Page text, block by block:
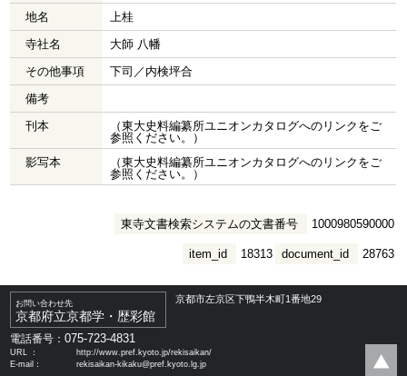
地名
上桂
寺社名
大師 八幡
その他事項
下司／内検坪合
備考
刊本
（東大史料編纂所ユニオンカタログへのリンクをご
参照ください。）
影写本
（東大史料編纂所ユニオンカタログへのリンクをご
参照ください。）
東寺文書検索システムの文書番号 1000980590000
document_id 28763
item_id 18313
お問い合わせ先
京都府立京都学・歴彩館
京都市左京区下鴨半木町1番地29
電話番号：075-723-4831
URL ：
http://www.pref.kyoto.jp/rekisaikan/
E-mail：
rekisaikan-kikaku@pref.kyoto.lg.jp